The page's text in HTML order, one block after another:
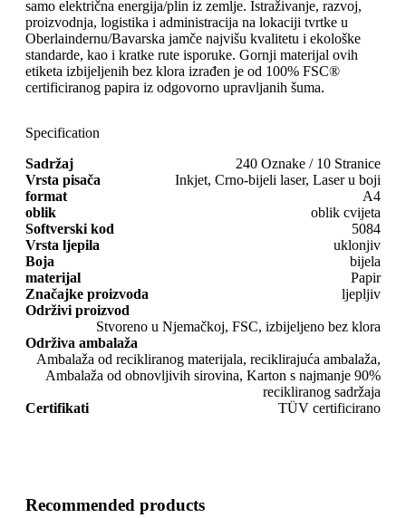
samo električna energija/plin iz zemlje. Istraživanje, razvoj,
proizvodnja, logistika i administracija na lokaciji tvrtke u
Oberlaindernu/Bavarska jamče najvišu kvalitetu i ekološke
standarde, kao i kratke rute isporuke. Gornji materijal ovih
etiketa izbijeljenih bez klora izrađen je od 100% FSC®
certificiranog papira iz odgovorno upravljanih šuma.
Specification
Sadržaj
240 Oznake / 10 Stranice
Vrsta pisača
Inkjet, Crno-bijeli laser, Laser u boji
format
A4
oblik
oblik cvijeta
Softverski kod
5084
Vrsta ljepila
uklonjiv
Boja
bijela
materijal
Papir
Značajke proizvoda
ljepljiv
Održivi proizvod
Stvoreno u Njemačkoj, FSC, izbijeljeno bez klora
Održiva ambalaža
Ambalaža od recikliranog materijala, reciklirajuća ambalaža,
Ambalaža od obnovljivih sirovina, Karton s najmanje 90%
recikliranog sadržaja
Certifikati
TÜV certificirano
Recommended products